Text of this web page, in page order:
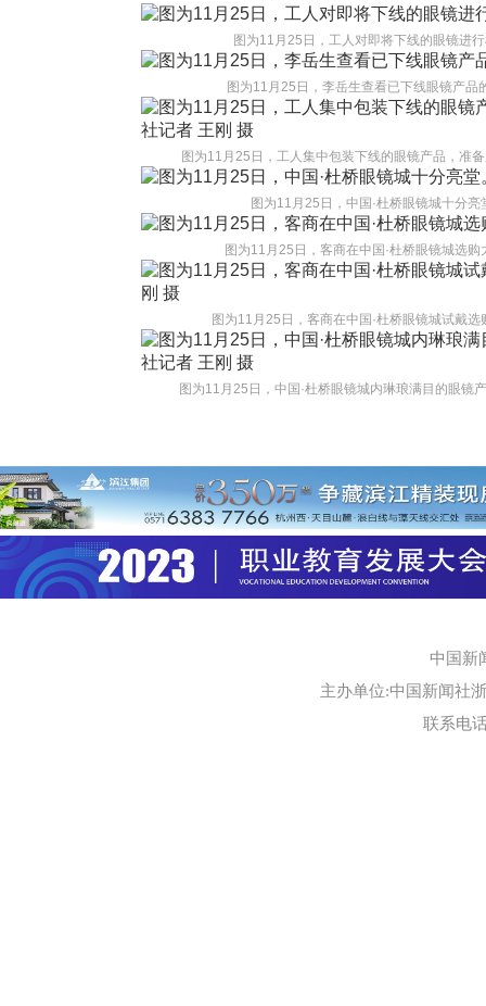
图为11月25日，工人对即将下线的眼镜进
图为11月25日，李岳生查看已下线眼镜产品
图为11月25日，工人集中包装下线的眼镜产品，准
图为11月25日，中国·杜桥眼镜城十分
图为11月25日，客商在中国·杜桥眼镜城选
图为11月25日，客商在中国·杜桥眼镜城试戴
图为11月25日，中国·杜桥眼镜城内琳琅满目的眼镜
中国新
主办单位:中国新闻社
联系电